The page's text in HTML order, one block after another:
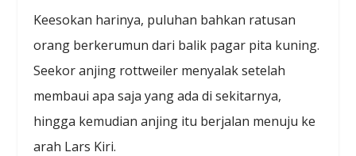
Keesokan harinya, puluhan bahkan ratusan
orang berkerumun dari balik pagar pita kuning.
Seekor anjing rottweiler menyalak setelah
membaui apa saja yang ada di sekitarnya,
hingga kemudian anjing itu berjalan menuju ke
arah Lars Kiri.